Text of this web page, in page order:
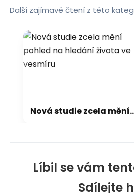
Líbil se vám
Sdílejte
Další zajímavé čtení z této
Nová studie zcela mění pohled na hledání života ve vesmíru